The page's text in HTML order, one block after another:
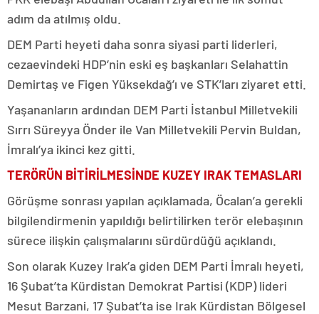
adım da atılmış oldu.
DEM Parti heyeti daha sonra siyasi parti liderleri,
cezaevindeki HDP’nin eski eş başkanları Selahattin
Demirtaş ve Figen Yüksekdağ’ı ve STK’ları ziyaret etti.
Yaşananların ardından DEM Parti İstanbul Milletvekili
Sırrı Süreyya Önder ile Van Milletvekili Pervin Buldan,
İmralı’ya ikinci kez gitti.
TERÖRÜN BİTİRİLMESİNDE KUZEY IRAK TEMASLARI
Görüşme sonrası yapılan açıklamada, Öcalan’a gerekli
bilgilendirmenin yapıldığı belirtilirken terör elebaşının
sürece ilişkin çalışmalarını sürdürdüğü açıklandı.
Son olarak Kuzey Irak’a giden DEM Parti İmralı heyeti,
16 Şubat’ta Kürdistan Demokrat Partisi (KDP) lideri
Mesut Barzani, 17 Şubat’ta ise Irak Kürdistan Bölgesel